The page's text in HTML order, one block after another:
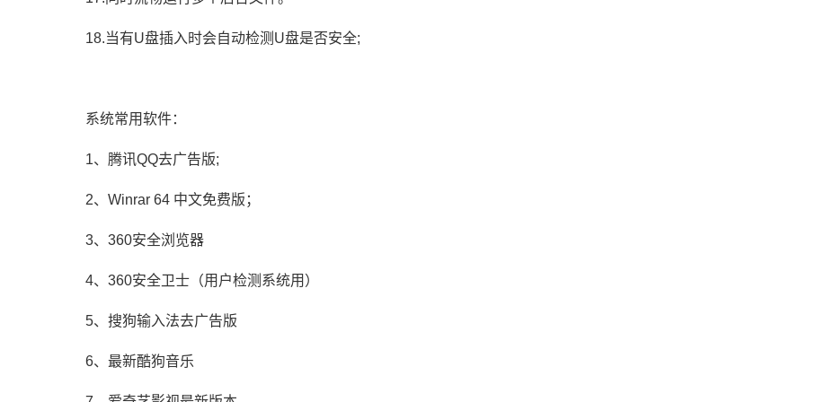
18.当有U盘插入时会自动检测U盘是否安全;
系统常用软件：
1、腾讯QQ去广告版;
2、Winrar 64 中文免费版；
3、360安全浏览器
4、360安全卫士（用户检测系统用）
5、搜狗输入法去广告版
6、最新酷狗音乐